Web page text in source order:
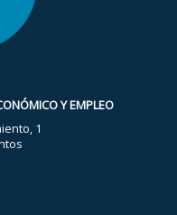
Y EMPLEO
1